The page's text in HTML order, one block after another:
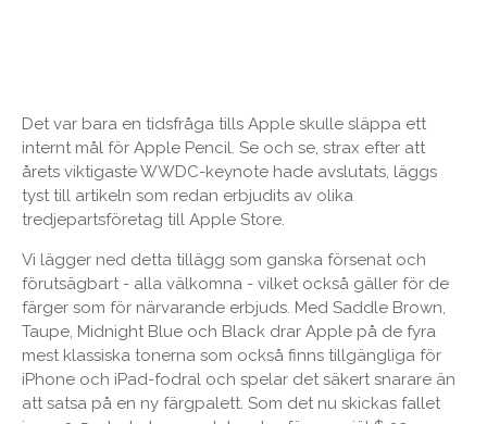
Det var bara en tidsfråga tills Apple skulle släppa ett
internt mål för Apple Pencil. Se och se, strax efter att
årets viktigaste WWDC-keynote hade avslutats, läggs
tyst till artikeln som redan erbjudits av olika
tredjepartsföretag till Apple Store.
Vi lägger ned detta tillägg som ganska försenat och
förutsägbart - alla välkomna - vilket också gäller för de
färger som för närvarande erbjuds. Med Saddle Brown,
Taupe, Midnight Blue och Black drar Apple på de fyra
mest klassiska tonerna som också finns tillgängliga för
iPhone och iPad-fodral och spelar det säkert snarare än
att satsa på en ny färgpalett. Som det nu skickas fallet